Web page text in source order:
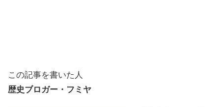
この記事を書いた人
歴史ブロガー・フミヤ